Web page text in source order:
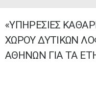
«ΥΠΗΡΕΣΙΕΣ
ΧΩΡΟΥ ΔΥΤΙΚΩΝ
ΑΘΗΝΩΝ ΓΙΑ ΤΑ